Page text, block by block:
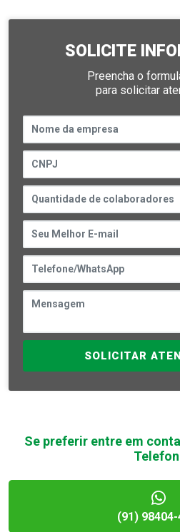
SOLICITE
Preencha o
para solicitar
SOLICITAR
Se preferir entre em
(91)